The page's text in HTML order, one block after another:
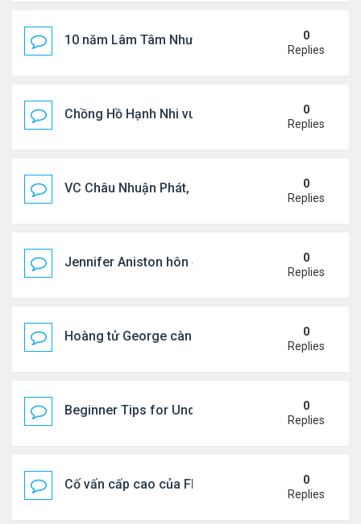
10 năm Lâm Tâm Như - Hoắc Kiến Hoa
0
Replies
Chồng Hồ Hạnh Nhi vui vẻ ôm người cũ của vợ
0
Replies
VC Châu Nhuận Phát, Lưu Gia Linh viếng vợ cũ ..
0
Replies
Jennifer Aniston hôn đắm đuối bạn trai trên du
0
Replies
Hoàng tử George càng lớn càng điển trai0
Replies
Beginner Tips for Understanding Diablo 4 Items
0
Replies
Cố vấn cấp cao của FIFA từ chức để phán đối
0
Replies